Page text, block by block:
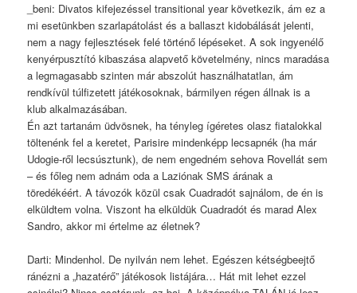
_beni: Divatos kifejezéssel transitional year következik, ám ez a
mi esetünkben szarlapátolást és a ballaszt kidobálását jelenti,
nem a nagy fejlesztések felé történő lépéseket. A sok ingyenélő
kenyérpusztító kibaszása alapvető követelmény, nincs maradása
a legmagasabb szinten már abszolút használhatatlan, ám
rendkívül túlfizetett játékosoknak, bármilyen régen állnak is a
klub alkalmazásában.
Én azt tartanám üdvösnek, ha tényleg ígéretes olasz fiatalokkal
töltenénk fel a keretet, Parisire mindenképp lecsapnék (ha már
Udogie-ről lecsúsztunk), de nem engedném sehova Rovellát sem
– és főleg nem adnám oda a Laziónak SMS árának a
töredékéért. A távozók közül csak Cuadradót sajnálom, de én is
elküldtem volna. Viszont ha elküldük Cuadradót és marad Alex
Sandro, akkor mi értelme az életnek?
Darti: Mindenhol. De nyilván nem lehet. Egészen kétségbeejtő
ránézni a „hazatérő” játékosok listájára… Hát mit lehet ezzel